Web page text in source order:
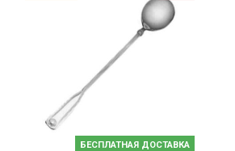
БЕСПЛАТНАЯ ДОСТАВКА